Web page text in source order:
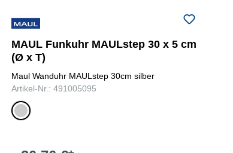
MAUL Funkuhr MAULstep 30 x 5 cm
(Ø x T)
Maul Wanduhr MAULstep 30cm silber
Artikel-Nr.: 491005095
silber